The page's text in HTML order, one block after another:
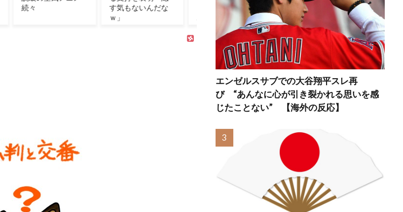
す気もないんだな
→「これはすごい
わ」「こういうの
がそのまま保存さ
れている貴重な場
所とは・・・？
【海外の反応】
乃 【海外の反
応】
の日
界が
エンゼルスサブでの大谷翔平スレ再
び “あんなに心が引き裂かれる思いを感
じたことない” 【海外の反応】